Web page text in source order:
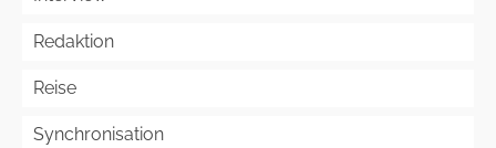
Redaktion
Reise
Synchronisation